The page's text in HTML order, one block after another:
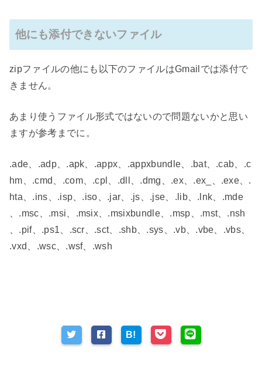
他にも添付できないファイル
zipファイルの他にも以下のファイルはGmailでは添付で
きません。
あまり使うファイル形式ではないので問題ないかと思い
ますが参考までに。
.ade、.adp、.apk、.appx、.appxbundle、.bat、.cab、.c
hm、.cmd、.com、.cpl、.dll、.dmg、.ex、.ex_、.exe、.
hta、.ins、.isp、.iso、.jar、.js、.jse、.lib、.lnk、.mde
、.msc、.msi、.msix、.msixbundle、.msp、.mst、.nsh
、.pif、.ps1、.scr、.sct、.shb、.sys、.vb、.vbe、.vbs、
.vxd、.wsc、.wsf、.wsh
B!